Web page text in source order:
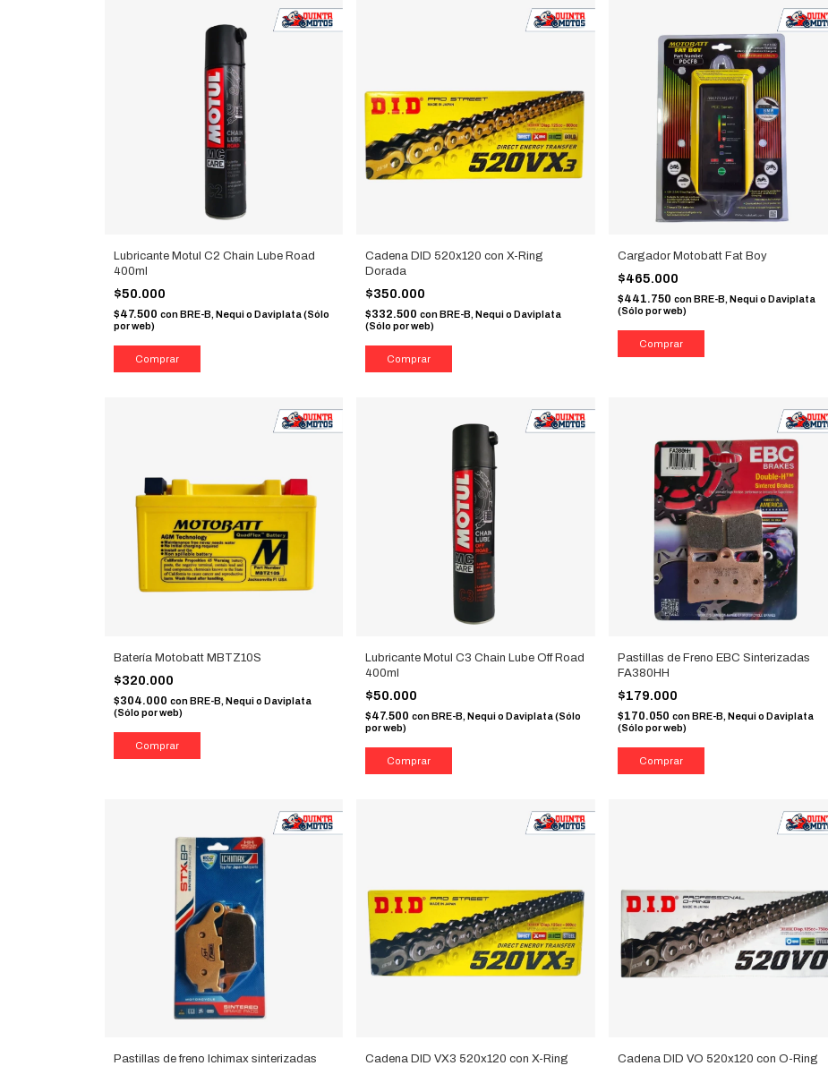
Lubricante Motul C2 Chain Lube Road
400ml
$50.000
$47.500 con BRE-B, Nequi o Daviplata (Sólo
por web)
Cadena DID 520x120 con X-Ring
Dorada
$350.000
$332.500con BRE-B, Nequi o Daviplata
(Sólo por web)
Cargador Motobatt Fat Boy
$465.000
$441.750 con BRE-B, Nequi o Daviplata
(Sólo por web)
Batería Motobatt MBTZ10S
$320.000
$304.000 conBRE-B, Nequi o Daviplata
(Sólo por web)
Lubricante Motul C3 Chain Lube Off Road
400ml
$50.000
$47.500conBRE-B, Nequi o Daviplata (Sólo
por web)
Pastillas de Freno EBC Sinterizadas
FA380HH
$179.000
$170.050 con BRE-B, Nequi o Daviplata
(Sólo por web)
Pastillas de freno Ichimax sinterizadas
Cadena DID VX3 520x120 con X-Ring Cadena DID VO 520x120 con O-Ring